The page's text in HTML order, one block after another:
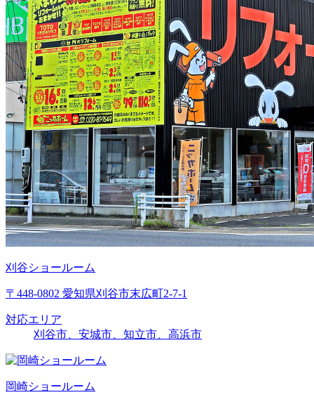
刈谷ショールーム
〒448-0802 愛知県刈谷市末広町2-7-1
対応エリア
刈谷市、安城市、知立市、高浜市
岡崎ショールーム